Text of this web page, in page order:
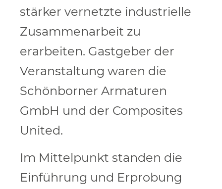
stärker vernetzte industrielle
Zusammenarbeit zu
erarbeiten. Gastgeber der
Veranstaltung waren die
Schönborner Armaturen
GmbH und der Composites
United.
Im Mittelpunkt standen die
Einführung und Erprobung